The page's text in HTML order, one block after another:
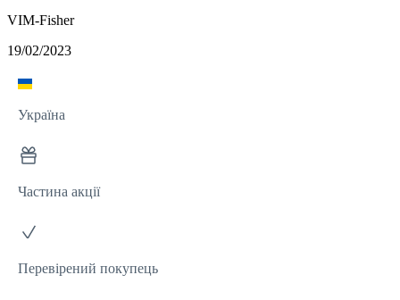
VIM-Fisher
19/02/2023
Україна
Частина акції
Перевірений покупець